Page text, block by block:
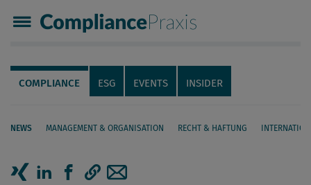
Compliance Praxis
Servicenavigation
Navigation
COMPLIANCE ESG EVENTS INSIDER
NEWS MANAGEMENT & ORGANISATION RECHT & HAFTUNG
Seiteninhalt